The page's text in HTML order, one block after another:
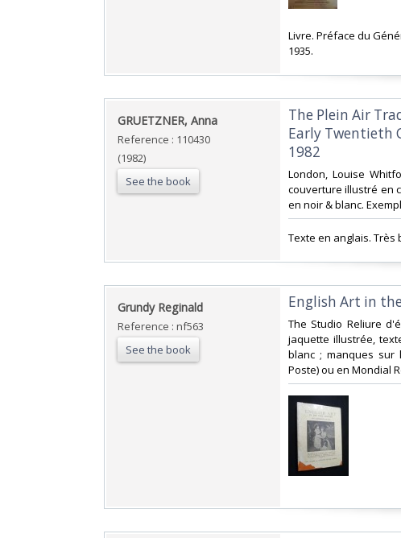
‎Livre. Préface du
1935.‎
‎GRUETZNER, Anna‎
Reference : 110430
(1982)
See the book
‎The Plein Air
Early Twentieth
1982‎
‎London, Louise
couverture illustré en
en noir & blanc.
‎Texte en anglais. Très
‎Grundy Reginald‎
Reference : nf563
See the book
‎English Art in
‎The Studio Reliure
jaquette illustrée,
blanc ; manques sur
Poste) ou en Mondial